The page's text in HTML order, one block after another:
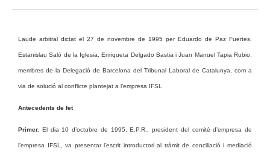
Laude arbitral dictat el 27 de novembre de 1995 per Eduardo de Paz Fuertes,
Estanislau Saló de la Iglesia, Enriqueta Delgado Bastia i Juan Manuel Tapia Rubio,
membres de la Delegació de Barcelona del Tribunal Laboral de Catalunya, com a
via de solució al conflicte plantejat a l’empresa IFSL
Antecedents de fet
Primer. El dia 10 d’octubre de 1995, E.P.R., president del comitè d’empresa de
l’empresa IFSL, va presentar l’escrit introductori al tràmit de conciliació i mediació